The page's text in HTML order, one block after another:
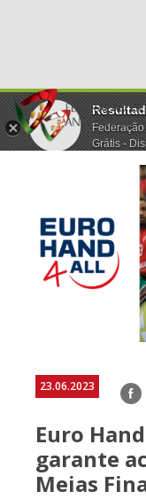
Grátis -
23.06.2023
Euro
garante
Meias